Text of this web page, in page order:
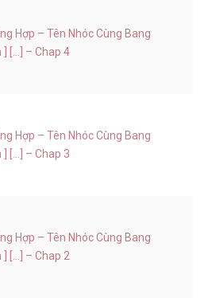
Hợp – Tên Nhóc Cùng Bang
] [...] – Chap 4
Hợp – Tên Nhóc Cùng Bang
] [...] – Chap 3
Hợp – Tên Nhóc Cùng Bang
] [...] – Chap 2